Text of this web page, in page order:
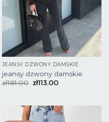
JEANSY DZWONY DAMSKIE
jeansy dzwony damskie
zł181.00 zł113.00